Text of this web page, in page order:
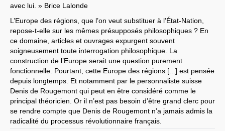
avec lui. » Brice Lalonde
L’Europe des régions, que l’on veut substituer à l’État-Nation,
repose-t-elle sur les mêmes présupposés philosophiques ? En
ce domaine, articles et ouvrages expurgent souvent
soigneusement toute interrogation philosophique. La
construction de l’Europe serait une question purement
fonctionnelle. Pourtant, cette Europe des régions [...] est pensée
depuis longtemps. Et notamment par le personnaliste suisse
Denis de Rougemont qui peut en être considéré comme le
principal théoricien. Or il n’est pas besoin d’être grand clerc pour
se rendre compte que Denis de Rougemont n’a jamais admis la
radicalité du processus révolutionnaire français.